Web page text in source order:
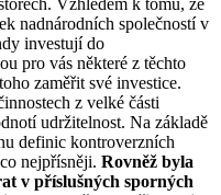
nadnárodních společností v
investují do
pro vás některé z těchto
zaměřit své investice.
z velké části
udržitelnost. Na základě
definic kontroverzních
nejpřísněji. Rovněž byla
v příslušných sporných